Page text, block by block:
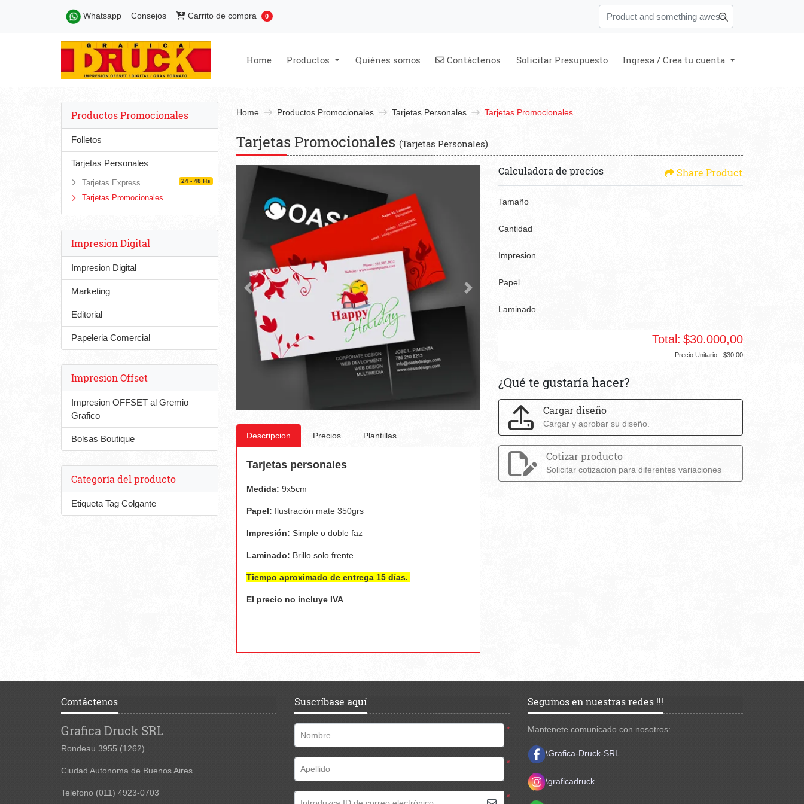
Whatsapp Consejos Carrito de compra
Carrito de compra 0
Home Productos Quiénes somos Contáctenos
Contáctenos Solicitar Presupuesto Ingresa / Crea tu cuenta
Productos Promocionales
Folletos
Tarjetas Personales
Tarjetas Express 24 - 48 Hs
Tarjetas Promocionales
Impresion Digital
Impresion Digital
Marketing
Editorial
Papeleria Comercial
Impresion Offset
Impresion OFFSET al Gremio
Grafico
Bolsas Boutique
Categoría del producto
Etiqueta Tag Colgante
Home Productos Promocionales Tarjetas Personales Tarjetas Promocionales
Tarjetas Promocionales (Tarjetas Personales)
Descripcion Precios Plantillas
Tarjetas personales
Medida: 9x5cm
Papel: Ilustración mate 350grs
Impresión: Simple o doble faz
Laminado: Brillo solo frente
Tiempo aproximado de entrega 15 días.
El precio no incluye IVA
Calculadora de precios Share Product
Tamaño
Cantidad
Impresion
Papel
Laminado
Total: $30.000,00
Precio Unitario : $30,00
¿Qué te gustaría hacer?
Cargar diseño
Cargar y aprobar su diseño.
Cotizar producto
Solicitar cotizacion para diferentes variaciones
Contáctenos
Grafica Druck SRL
Rondeau 3955 (1262)
Ciudad Autonoma de Buenos Aires
Telefono (011) 4923-0703
Suscríbase aquí
*
Nombre
*
Apellido
*
Seguinos en nuestras redes !!!
Mantenete comunicado con nosotros:
\Grafica-Druck-SRL
\graficadruck